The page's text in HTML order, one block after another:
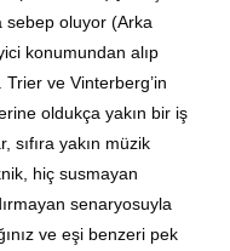
sebep oluyor (Arka
konumundan alıp
ve Vinterberg’in
oldukça yakın bir iş
sıfıra yakın müzik
hiç susmayan
senaryosuyla
ve eşi benzeri pek